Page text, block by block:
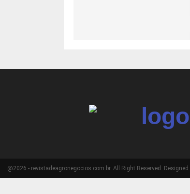
@2026 - revistadeagronegocios.com.br. All Right Reserved. Designed